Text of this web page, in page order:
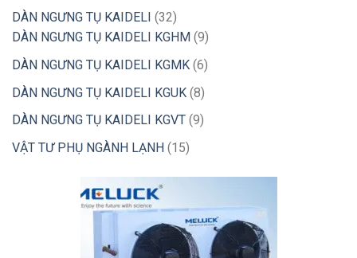
sản
phẩm
DÀN NGƯNG TỤ KAIDELI 3232
sản
phẩm
DÀN NGƯNG TỤ KAIDELI KGHM 99
sản
phẩm
DÀN NGƯNG TỤ KAIDELI KGMK 66
DÀN NGƯNG TỤ KAIDELI KGUK 88
sản
phẩm
DÀN NGƯNG TỤ KAIDELI KGVT 99
VẬT TƯ PHỤ NGÀNH LẠNH 1515